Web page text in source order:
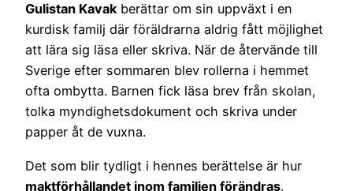
Gulistan Kavakberättar om sin uppväxt i en
kurdisk familj där föräldrarna aldrig fått möjlighet
att lära sig läsa eller skriva. När de återvände till
Sverige efter sommaren blev rollerna i hemmet
ofta ombytta. Barnen fick läsa brev från skolan,
tolka myndighetsdokument och skriva under
papper åt de vuxna.
Det som blir tydligt i hennes berättelse är hur
maktförhållandet inom familjen förändras.